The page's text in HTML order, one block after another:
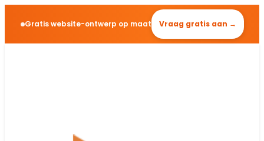
Gratis website-ontwerp op maat Vraag gratis aan →